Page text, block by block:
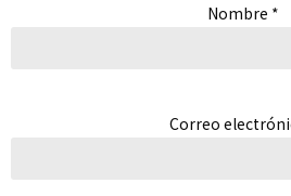
Nombre *
Correo